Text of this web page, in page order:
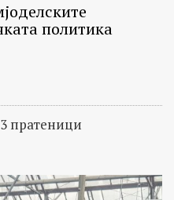
политика
пратеници